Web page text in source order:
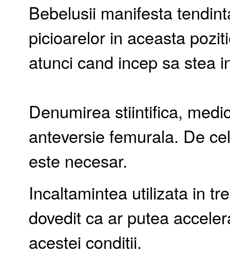
Bebelusii manifesta
picioarelor in aceasta
atunci cand incep sa stea
Denumirea stiintifica,
anteversie femurala. De
este necesar.
Incaltamintea utilizata in
dovedit ca ar putea
acestei conditii.